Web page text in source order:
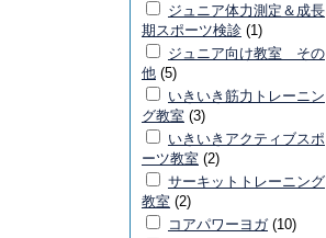
ジュニア体力測定＆成長
期スポーツ検診 (1)
ジュニア向け教室 その
他 (5)
いきいき筋力トレーニン
グ教室 (3)
いきいきアクティブスポ
ーツ教室 (2)
サーキットトレーニング
教室 (2)
コアパワーヨガ(10)